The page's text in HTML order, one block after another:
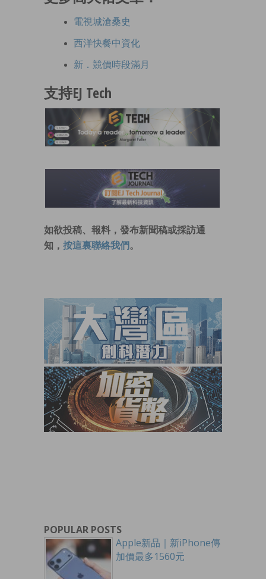
電視城滄桑史
西洋快餐中資化
新．競價時段滿月
支持EJ Tech
如欲投稿、報料，發布新聞稿或採訪通
知， 按這裏聯絡我們 。
POPULAR POSTS
Apple新品｜新iPhone傳
加價最多1560元